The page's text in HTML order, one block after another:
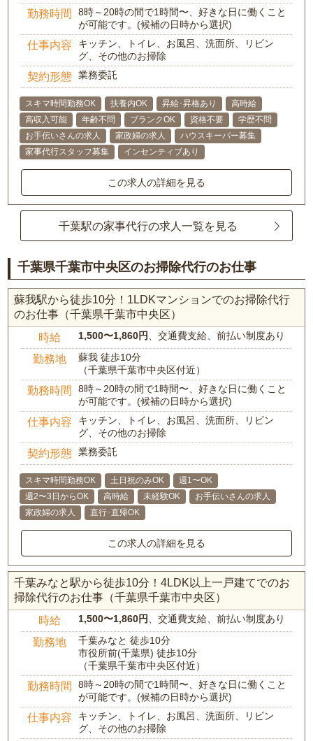
勤務時間
8時～20時の間で1時間〜、好きな日に働くこと
が可能です。(候補の日時から選択)
仕事内容
キッチン、トイレ、お風呂、洗面所、リビン
グ、その他のお掃除
契約形態 業務委託
スキマ時間勤務OK 扶養内OK 昇給･昇格あり
高時給
高収入可能
年齢不問 ブランクOK 資格不要
学歴不問
お手伝いさんの求人
家政婦の求人
ハウスキーパー募集
家事代行スタッフ募集
インセンティブあり
この求人の詳細を見る
千葉駅の家事代行の求人一覧を見る
千葉県千葉市中央区のお掃除代行のお仕事
蘇我駅から徒歩10分！1LDKマンションでのお掃除代行
のお仕事（千葉県千葉市中央区）
時給 1,500〜1,860円 、交通費支給、前払い制度あり
勤務地
蘇我 徒歩10分
（千葉県千葉市中央区付近）
勤務時間
8時～20時の間で1時間〜、好きな日に働くこと
が可能です。(候補の日時から選択)
仕事内容
キッチン、トイレ、お風呂、洗面所、リビン
グ、その他のお掃除
契約形態 業務委託
スキマ時間勤務OK 土日祝のみOK
週1〜OK
週2〜3日からOK
高時給 未経験OK
お手伝いさんの求人
家政婦の求人
直行･直帰OK
この求人の詳細を見る
千葉みなと駅から徒歩10分！4LDK以上一戸建てでのお
掃除代行のお仕事（千葉県千葉市中央区）
時給 1,500〜1,860円 、交通費支給、前払い制度あり
勤務地
千葉みなと 徒歩10分
市役所前(千葉県) 徒歩10分
（千葉県千葉市中央区付近）
勤務時間
8時～20時の間で1時間〜、好きな日に働くこと
が可能です。(候補の日時から選択)
仕事内容
キッチン、トイレ、お風呂、洗面所、リビン
グ、その他のお掃除